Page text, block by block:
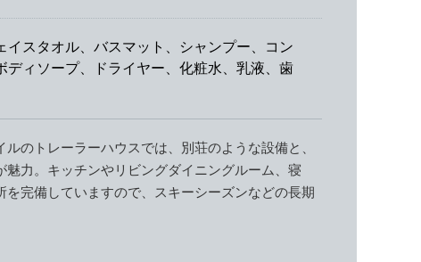
イスタオル、バスマット、シャンプー、コン
ディソープ、ドライヤー、化粧水、乳液、歯
のトレーラーハウスでは、別荘のような設備と、
力。キッチンやリビングダイニングルーム、寝
完備していますので、スキーシーズンなどの長期